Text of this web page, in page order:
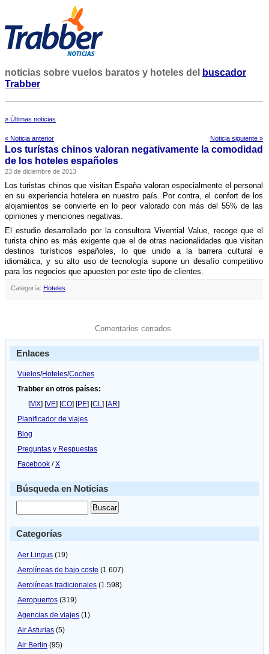
noticias sobre vuelos baratos y hoteles del
buscador
Trabber
» Últimas noticias
« Noticia anterior Noticia siguiente »
Los turí­stas chinos valoran negativamente la comodidad
de los hoteles españoles
23 de diciembre de 2013
Los turistas chinos que visitan España valoran especialmente el personal
en su experiencia hotelera en nuestro paí­s. Por contra, el confort de los
alojamientos se convierte en lo peor valorado con más del 55% de las
opiniones y menciones negativas.
El estudio desarrollado por la consultora Vivential Value, recoge que el
turista chino es más exigente que el de otras nacionalidades que visitan
destinos turí­sticos españoles, lo que unido a la barrera cultural e
idiomática, y su alto uso de tecnologí­a supone un desafí­o competitivo
para los negocios que apuesten por este tipo de clientes.
Categoría: Hoteles
Comentarios cerrados.
Enlaces
Vuelos/Hoteles/Coches
Trabber en otros países:
[MX] [VE] [CO] [PE] [CL] [AR]
Planificador de viajes
Blog
Preguntas y Respuestas
Facebook /X
Búsqueda en Noticias
Categorías
Aer Lingus (19)
Aerolíneas de bajo coste (1.607)
Aerolíneas tradicionales (1.598)
Aeropuertos (319)
Agencias de viajes (1)
Air Asturias (5)
Air Berlin (95)